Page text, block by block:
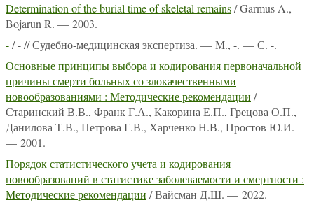
Determination of the burial time of skeletal remains/ Garmus A.,
Bojarun R. — 2003.
-/ - // Судебно-медицинская экспертиза. — М., -. — С. -.
Основные принципы выбора и кодирования первоначальной
причины смерти больных со злокачественными
новообразованиями : Методические рекомендации /
Старинский В.В., Франк Г.А., Какорина Е.П., Грецова О.П.,
Данилова Т.В., Петрова Г.В., Харченко Н.В., Простов Ю.И.
— 2001.
Порядок статистического учета и кодирования
новообразований в статистике заболеваемости и смертности :
Методические рекомендации / Вайсман Д.Ш. — 2022.